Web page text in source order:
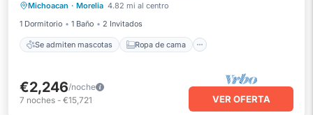
Michoacan · Morelia 4.82 mi al centro
1 Dormitorio
1 Baño 2 Invitados
Se admiten mascotas Ropa de cama
Seguridad/Protección
€2,246/noche
7 noches - €15,721 VER OFERTA